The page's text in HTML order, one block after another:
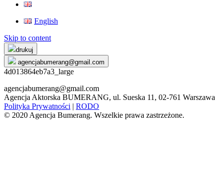
English
Skip to content
drukuj
agencjabumerang@gmail.com
4d013864eb7a3_large
agencjabumerang@gmail.com
Agencja Aktorska BUMERANG, ul. Sueska 11, 02-761 Warszawa
Polityka Prywatności | RODO
© 2020 Agencja Bumerang. Wszelkie prawa zastrzeżone.